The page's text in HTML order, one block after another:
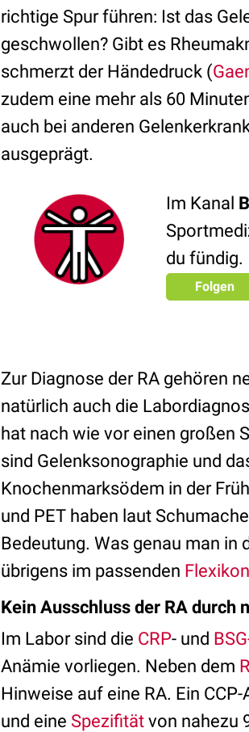
richtige Spur führen: Ist das
geschwollen? Gibt es
schmerzt der Händedruck (
zudem eine mehr als 60
auch bei anderen
ausgeprägt.
Im Kanal
du fündig.
Folgen
Zur Diagnose der RA gehören
natürlich auch die
hat nach wie vor einen großen
sind Gelenksonographie und
Knochenmarksödem in der
und PET haben laut
Bedeutung. Was genau man in
übrigens im passenden
Kein Ausschluss der RA durch
Im Labor sind die CRP- und
Anämie vorliegen. Neben dem
Hinweise auf eine RA. Ein
und eine Spezifität von nahezu